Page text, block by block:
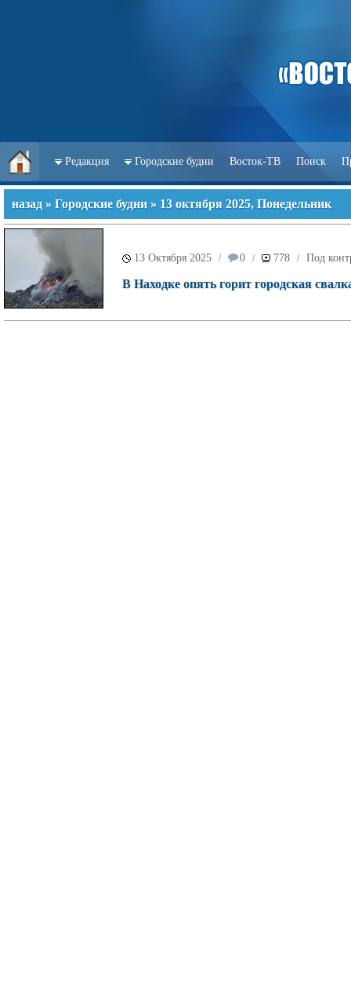
Редакция Городские будни Восток-ТВ Поиск
назад » Городские будни » 13 октября 2025, Понедельник
13 Октября 2025 / 0 / 778 / Под
В Находке опять горит городская